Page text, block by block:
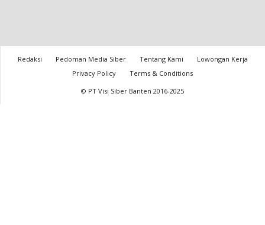
Redaksi Pedoman Media Siber Tentang Kami
Lowongan Kerja
Privacy Policy
Terms & Conditions
© PT Visi Siber Banten 2016-2025